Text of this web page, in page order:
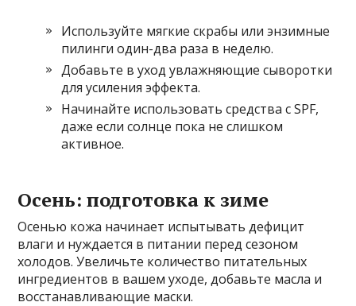
Используйте мягкие скрабы или энзимные
пилинги один-два раза в неделю.
Добавьте в уход увлажняющие сыворотки
для усиления эффекта.
Начинайте использовать средства с SPF,
даже если солнце пока не слишком
активное.
Осень: подготовка к зиме
Осенью кожа начинает испытывать дефицит
влаги и нуждается в питании перед сезоном
холодов. Увеличьте количество питательных
ингредиентов в вашем уходе, добавьте масла и
восстанавливающие маски.